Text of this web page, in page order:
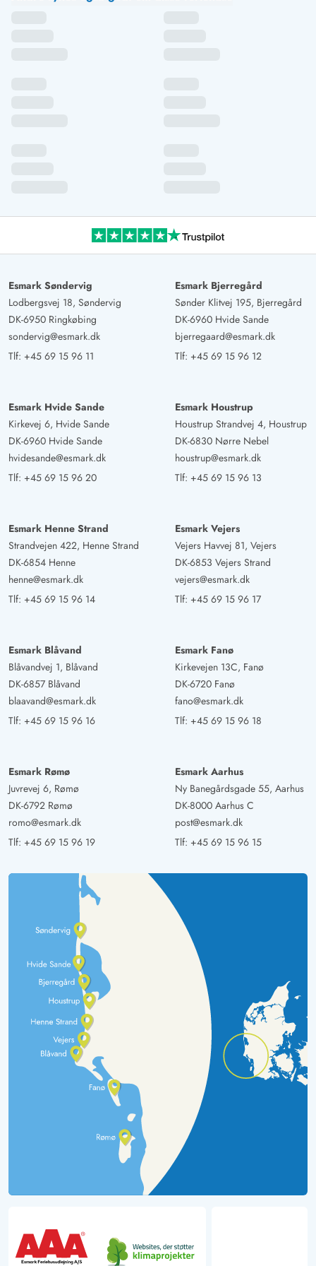
Esmark Søndervig
Lodbergsvej 18, Søndervig
DK-6950 Ringkøbing
sondervig@esmark.dk
Tlf: +45 69 15 96 11
Esmark Bjerregård
Sønder Klitvej 195, Bjerregård
DK-6960 Hvide Sande
bjerregaard@esmark.dk
Tlf: +45 69 15 96 12
Esmark Hvide Sande
Kirkevej 6, Hvide Sande
DK-6960 Hvide Sande
hvidesande@esmark.dk
Tlf: +45 69 15 96 20
Esmark Houstrup
Houstrup Strandvej 4, Houstrup
DK-6830 Nørre Nebel
houstrup@esmark.dk
Tlf: +45 69 15 96 13
Esmark Henne Strand
Strandvejen 422, Henne Strand
DK-6854 Henne
henne@esmark.dk
Tlf: +45 69 15 96 14
Esmark Vejers
Vejers Havvej 81, Vejers
DK-6853 Vejers Strand
vejers@esmark.dk
Tlf: +45 69 15 96 17
Esmark Blåvand
Blåvandvej 1, Blåvand
DK-6857 Blåvand
blaavand@esmark.dk
Tlf: +45 69 15 96 16
Esmark Fanø
Kirkevejen 13C, Fanø
DK-6720 Fanø
fano@esmark.dk
Tlf: +45 69 15 96 18
Esmark Rømø
Juvrevej 6, Rømø
DK-6792 Rømø
romo@esmark.dk
Tlf: +45 69 15 96 19
Esmark Aarhus
Ny Banegårdsgade 55, Aarhus
DK-8000 Aarhus C
post@esmark.dk
Tlf: +45 69 15 96 15